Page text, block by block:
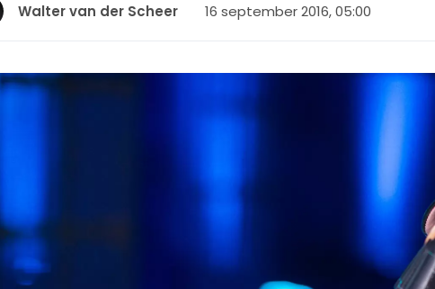
Walter van der Scheer 16 september 2016, 05:00